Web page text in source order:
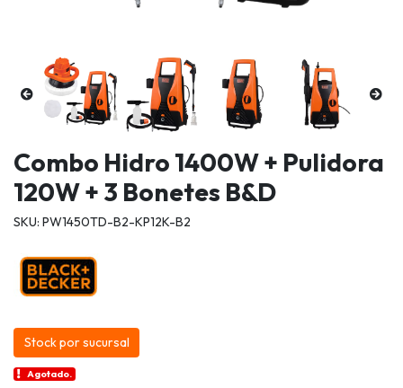
Combo Hidro 1400W + Pulidora
120W + 3 Bonetes B&D
SKU: PW1450TD-B2-KP12K-B2
Stock por sucursal
Agotado.